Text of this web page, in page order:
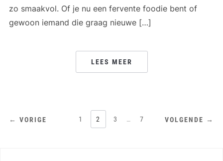
zo smaakvol. Of je nu een fervente foodie bent of
gewoon iemand die graag nieuwe […]
LEES MEER
BERICHTEN
← VORIGE 1 2 3 … 7 VOLGENDE →